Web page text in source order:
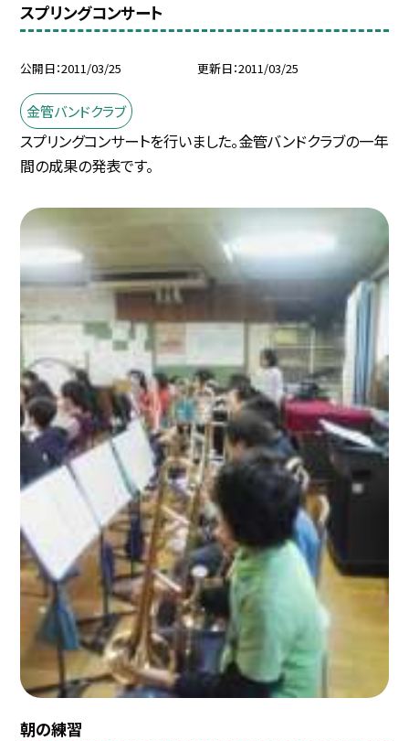
スプリングコンサート
公開日 2011/03/25 更新日 2011/03/25
金管バンドクラブ
スプリングコンサートを行いました。金管バンドクラブの一年
間の成果の発表です。
朝の練習